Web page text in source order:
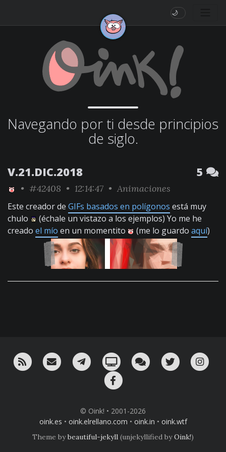
🌙
Navegando por ti desde principios
de siglo.
V.21.DIC.2018 5
• #42408 • 12:14:47 • Animaciones
Este creador de GIFs basados en polígonos está muy
chulo
(échale un vistazo a los ejemplos) Yo me he
creado el mío en un momentito (me lo guardo aquí)
RSS ¡Mándame un email!¡Nuestro canal en Telegram!
Oink! TV Charla con nosotros
Twitter
© Oink! • 2001-2026
oink.es • oink.elrellano.com • oink.in • oink.wtf
Theme bybeautiful-jekyll (unjekyllified byOink!)